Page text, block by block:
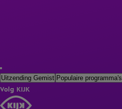
Uitzending Gemist Populaire programma's
Volg KIJK